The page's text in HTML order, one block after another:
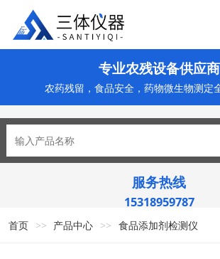
专业农残设备供应商
农药残留，食品安全，药物微生物测定
服务热线
15318959787
首页 >> 产品中心 >> 食品添加剂检测仪